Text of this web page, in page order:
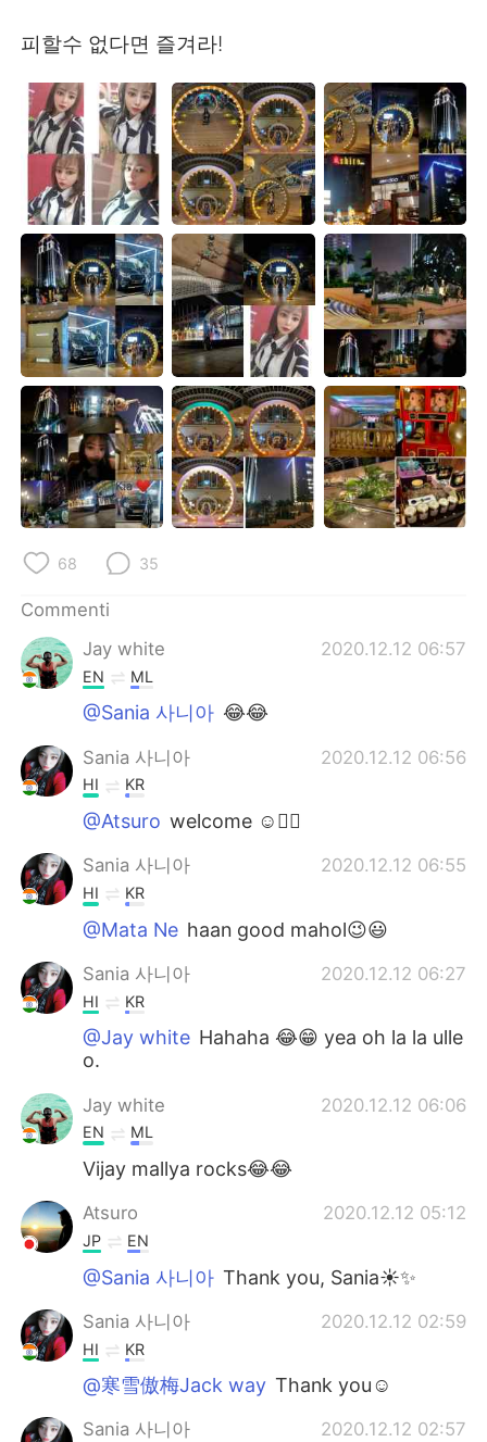
피할수 없다면 즐겨라!
68 35
Commenti
Jay white
2020.12.12 06:57
EN ML
@Sania 사니아 😂😂
Sania 사니아 2020.12.12 06:56
HI KR
@Atsuro welcome ☺️✌🏻
Sania 사니아 2020.12.12 06:55
HI KR
@Mata Ne haan good mahol😉😃
Sania 사니아 2020.12.12 06:27
HI KR
@Jay white Hahaha 😂😁 yea oh la la ulle
o.
Jay white 2020.12.12 06:06
EN ML
Vijay mallya rocks😂😂
Atsuro 2020.12.12 05:12
JP EN
@Sania 사니아 Thank you, Sania☀✨
Sania 사니아 2020.12.12 02:59
HI KR
@寒雪傲梅Jack way Thank you☺️
Sania 사니아 2020.12.12 02:57